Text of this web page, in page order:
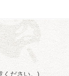
いじ（似顔絵）／
意ください。)